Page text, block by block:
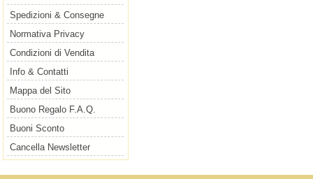
Spedizioni & Consegne
Normativa Privacy
Condizioni di Vendita
Info & Contatti
Mappa del Sito
Buono Regalo F.A.Q.
Buoni Sconto
Cancella Newsletter